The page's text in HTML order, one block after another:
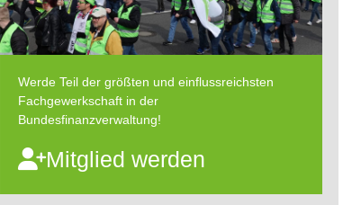
Werde Teil der größten und einflussreichsten
Fachgewerkschaft in der
Bundesfinanzverwaltung!
Mitglied werden